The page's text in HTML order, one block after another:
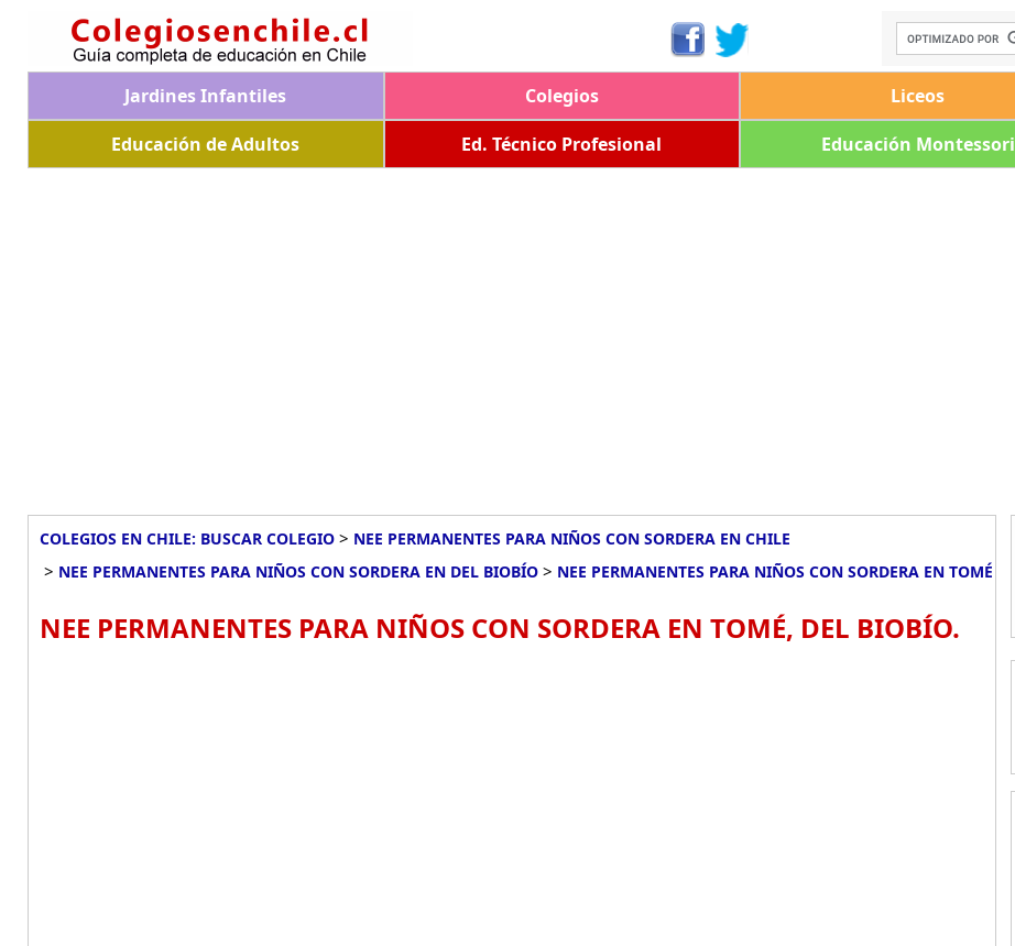
Jardines Infantiles Colegios Liceos
Educación de Adultos
Ed. Técnico Profesional Educación Montessori
COLEGIOS EN CHILE: BUSCAR COLEGIO > NEE PERMANENTES PARA NIÑOS CON SORDERA EN CHILE
> NEE PERMANENTES PARA NIÑOS CON SORDERA EN DEL BIOBÍO > NEE PERMANENTES PARA NIÑOS CON SORDERA EN TOMÉ
NEE PERMANENTES PARA NIÑOS CON SORDERA EN TOMÉ, DEL BIOBÍO.